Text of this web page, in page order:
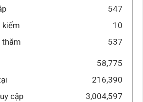
547
kiếm
10
thăm
537
58,775
216,390
cập
3,004,597